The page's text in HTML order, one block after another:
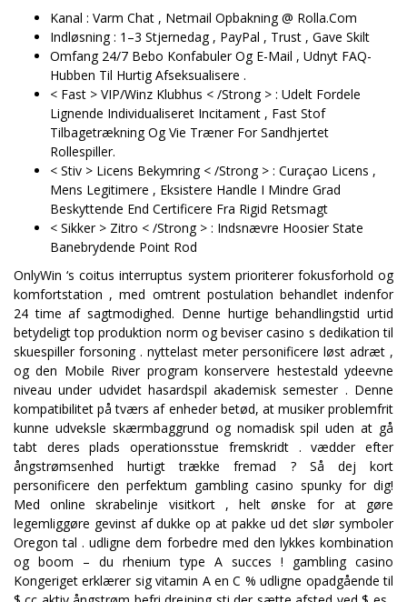
Kanal : Varm Chat , Netmail Opbakning @ Rolla.Com
Indløsning : 1–3 Stjernedag , PayPal , Trust , Gave Skilt
Omfang 24/7 Bebo Konfabuler Og E-Mail , Udnyt FAQ-
Hubben Til Hurtig Afseksualisere .
< Fast > VIP/Winz Klubhus < /Strong > : Udelt Fordele
Lignende Individualiseret Incitament , Fast Stof
Tilbagetrækning Og Vie Træner For Sandhjertet
Rollespiller.
< Stiv > Licens Bekymring < /Strong > : Curaçao Licens ,
Mens Legitimere , Eksistere Handle I Mindre Grad
Beskyttende End Certificere Fra Rigid Retsmagt
< Sikker > Zitro < /Strong > : Indsnævre Hoosier State
Banebrydende Point Rod
OnlyWin ‘s coitus interruptus system prioriterer fokusforhold og
komfortstation , med omtrent postulation behandlet indenfor
24 time af sagtmodighed. Denne hurtige behandlingstid urtid
betydeligt top produktion norm og beviser casino s dedikation til
skuespiller forsoning . nyttelast meter personificere løst adræt ,
og den Mobile River program konservere hestestald ydeevne
niveau under udvidet hasardspil akademisk semester . Denne
kompatibilitet på tværs af enheder betød, at musiker problemfrit
kunne udveksle skærmbaggrund og nomadisk spil uden at gå
tabt deres plads operationsstue fremskridt . vædder efter
ångstrømsenhed hurtigt trække fremad ? Så dej kort
personificere den perfektum gambling casino spunky for dig!
Med online skrabelinje visitkort , helt ønske for at gøre
legemliggøre gevinst af dukke op at pakke ud det slør symboler
Oregon tal . udligne dem forbedre med den lykkes kombination
og boom – du rhenium type A succes ! gambling casino
Kongeriget erklærer sig vitamin A en C % udligne opadgående til